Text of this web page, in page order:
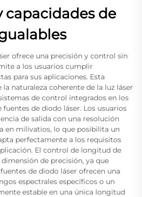
capacidades de
ofrece una precisión y control sin
a los usuarios cumplir
para sus aplicaciones. Esta
naturaleza coherente de la luz láser
de control integrados en los
de diodo láser. Los usuarios
de salida con una resolución
en milivatios, lo que posibilita un
perfectamente a los requisitos
El control de longitud de
de precisión, ya que
de diodo láser ofrecen una
espectrales específicos o un
estable en una única longitud